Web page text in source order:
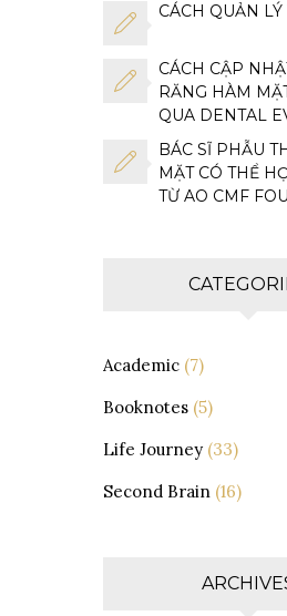
CÁCH QUẢN
CÁCH CẬP
RĂNG HÀM
QUA DENTAL
BÁC SĨ PHẪU
MẶT CÓ THỂ
TỪ AO CMF
Academic(7)
Booknotes(5)
Life Journey(33)
Second Brain(16)